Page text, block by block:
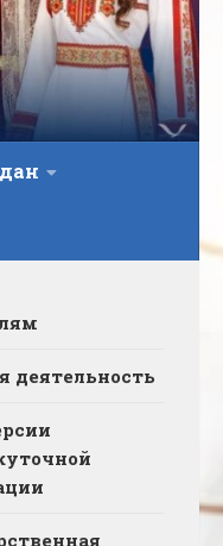
деятельность